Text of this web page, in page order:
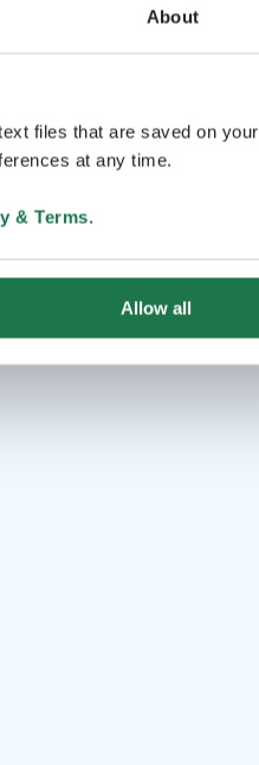
About
files that are saved on your
at any time.
& Terms.
Allow all